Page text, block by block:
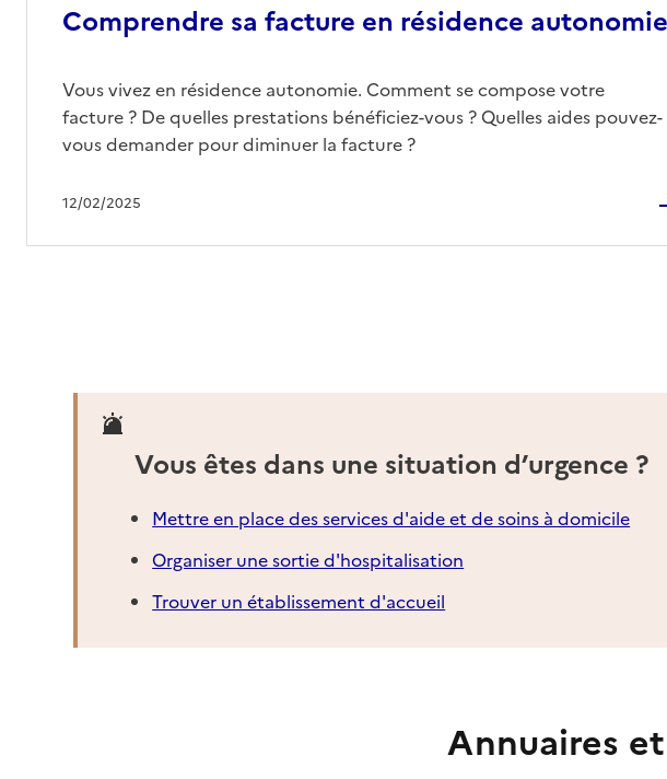
Comprendre sa facture en résidence autonomie
12/02/2025
Vous vivez en résidence autonomie. Comment se compose votre
facture ? De quelles prestations bénéficiez-vous ? Quelles aides pouvez-
vous demander pour diminuer la facture ?
Vous êtes dans une situation d’urgence ?
Mettre en place des services d'aide et de soins à domicile
Organiser une sortie d'hospitalisation
Trouver un établissement d'accueil
Annuaires